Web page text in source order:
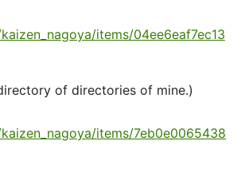
items/04ee6eaf7ec13
of directories of mine.)
items/7eb0e0065438